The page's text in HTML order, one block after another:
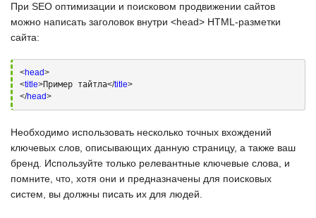
При SEO оптимизации и поисковом продвижении сайтов
можно написать заголовок внутри <head> HTML-разметки
сайта:
<head>
<title>Пример тайтла</title>
</head>
Необходимо использовать несколько точных вхождений
ключевых слов, описывающих данную страницу, а также ваш
бренд. Используйте только релевантные ключевые слова, и
помните, что, хотя они и предназначены для поисковых
систем, вы должны писать их для людей.